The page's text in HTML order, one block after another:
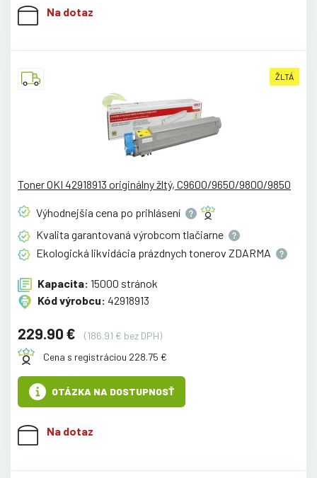
Na dotaz
ŽLTÁ
Toner OKI 42918913 originálny žltý, C9600/9650/9800/9850
Výhodnejšia cena po prihlásení
Kvalita garantovaná výrobcom tlačiarne
Ekologická likvidácia prázdnych tonerov ZDARMA
Kapacita: 15000 stránok
Kód výrobcu: 42918913
229.90 €
(186.91 € bez DPH)
Cena s registráciou 228.75 €
OTÁZKA NA DOSTUPNOSŤ
Na dotaz